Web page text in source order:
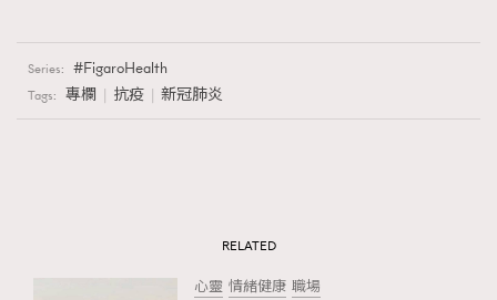
Series: FigaroHealth
Tags: 專欄 抗疫 新冠肺炎
RELATED
心靈 情緒健康 職場